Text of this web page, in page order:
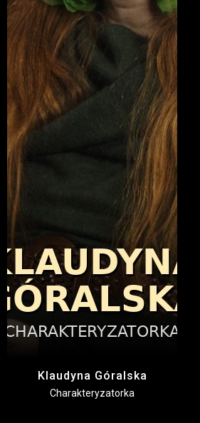
Klaudyna Góralska
Charakteryzatorka